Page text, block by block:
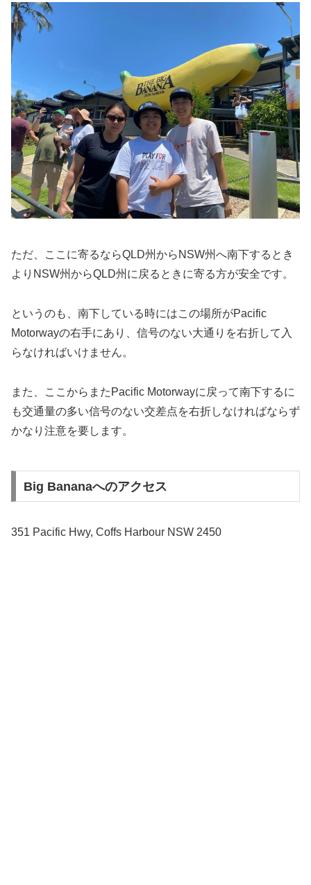
ただ、ここに寄るならQLD州からNSW州へ南下するとき
よりNSW州からQLD州に戻るときに寄る方が安全です。
というのも、南下している時にはこの場所がPacific
Motorwayの右手にあり、信号のない大通りを右折して入
らなければいけません。
また、ここからまたPacific Motorwayに戻って南下するに
も交通量の多い信号のない交差点を右折しなければならず
かなり注意を要します。
Big Bananaへのアクセス
351 Pacific Hwy, Coffs Harbour NSW 2450